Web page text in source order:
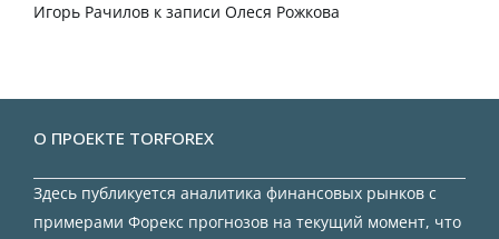
Игорь Рачилов к записи Олеся Рожкова
О ПРОЕКТЕ TORFOREX
Здесь публикуется аналитика финансовых рынков с
примерами Форекс прогнозов на текущий момент, что